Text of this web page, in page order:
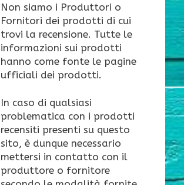
Non siamo i Produttori o
Fornitori dei prodotti di cui
trovi la recensione. Tutte le
informazioni sui prodotti
hanno come fonte le pagine
ufficiali dei prodotti.
In caso di qualsiasi
problematica con i prodotti
recensiti presenti su questo
sito, è dunque necessario
mettersi in contatto con il
produttore o fornitore